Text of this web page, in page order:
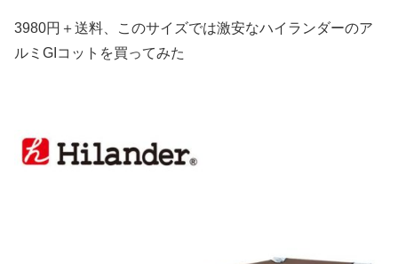
3980円＋送料、このサイズでは激安なハイランダーのア
ルミGIコットを買ってみた